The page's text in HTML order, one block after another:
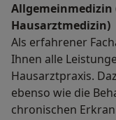
Hausarztmedizin)
Als erfahrener
Ihnen alle
Hausarztpraxis.
ebenso wie die
chronischen